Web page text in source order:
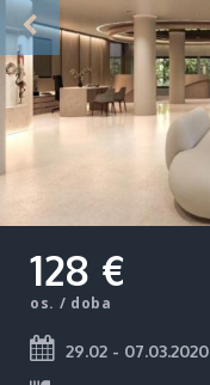
128 €
os. / doba
29.02 - 07.03.2020